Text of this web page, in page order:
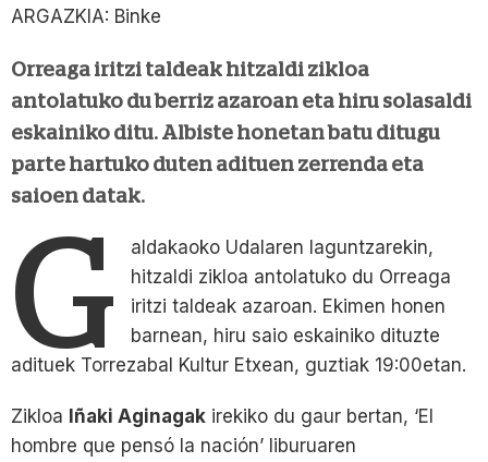
ARGAZKIA: Binke
Orreaga iritzi taldeak hitzaldi zikloa
antolatuko du berriz azaroan eta hiru solasaldi
eskainiko ditu. Albiste honetan batu ditugu
parte hartuko duten adituen zerrenda eta
saioen datak.
G
aldakaoko Udalaren laguntzarekin,
hitzaldi zikloa antolatuko du Orreaga
iritzi taldeak azaroan. Ekimen honen
barnean, hiru saio eskainiko dituzte
adituek Torrezabal Kultur Etxean, guztiak 19:00etan.
Zikloa Iñaki Aginagak irekiko du gaur bertan, ‘El
hombre que pensó la nación’ liburuaren